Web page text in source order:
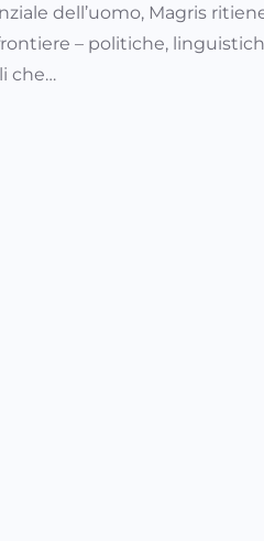
dell’uomo, Magris
– politiche,
che…